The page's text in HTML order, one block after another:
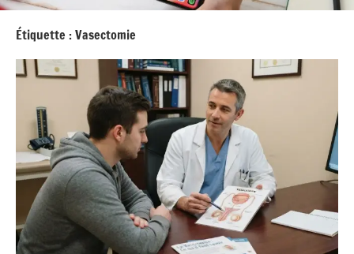
Étiquette :Vasectomie